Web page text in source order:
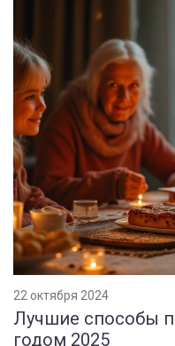
22 октября 2024
Лучшие способы
годом 2025